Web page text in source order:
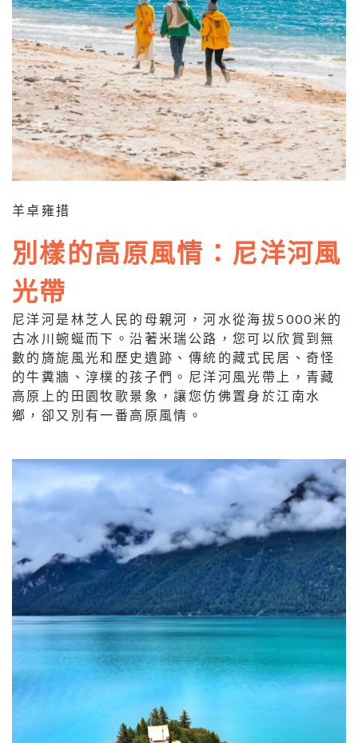
羊卓雍措
別樣的高原風情：尼洋河風
光帶
尼洋河是林芝人民的母親河，河水從海拔5000米的
古冰川蜿蜒而下。沿著米瑞公路，您可以欣賞到無
數的旖旎風光和歷史遺跡、傳統的藏式民居、奇怪
的牛糞牆、淳樸的孩子們。尼洋河風光帶上，青藏
高原上的田園牧歌景象，讓您仿佛置身於江南水
鄉，卻又別有一番高原風情。